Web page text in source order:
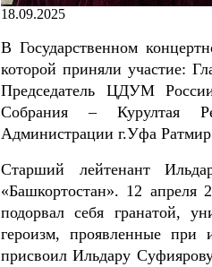
18.09.2025
В Государственном
которой приняли участие:
Председатель ЦДУМ
Собрания – Курултая
Администрации г.Уфа
Старший лейтенант
«Башкортостан». 12 апреля
подорвал себя гранатой,
героизм, проявленные при
присвоил Ильдару